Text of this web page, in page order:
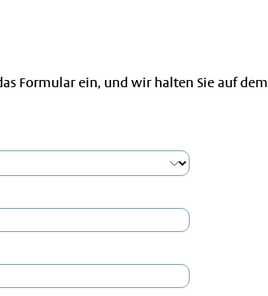
Formular ein, und wir halten Sie auf dem